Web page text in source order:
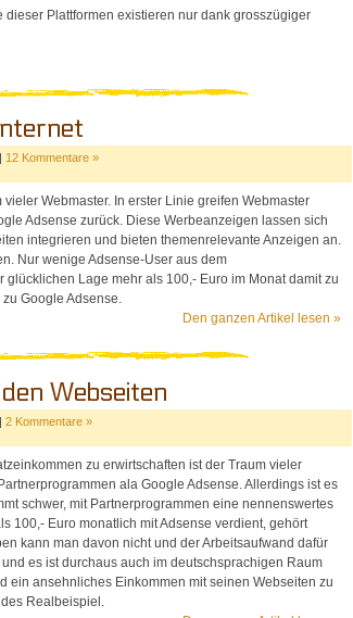
Plattformen existieren nur dank grosszügiger
| 12 Kommentare »
Webmaster. In erster Linie greifen Webmaster
Adsense zurück. Diese Werbeanzeigen lassen sich
integrieren und bieten themenrelevante Anzeigen an.
Nur wenige Adsense-User aus dem
Lage mehr als 100,- Euro im Monat damit zu
Google Adsense.
Den ganzen Artikel lesen »
Webseiten
| 2 Kommentare »
zu erwirtschaften ist der Traum vieler
ala Google Adsense. Allerdings ist es
schwer, mit Partnerprogrammen eine nennenswertes
100,- Euro monatlich mit Adsense verdient, gehört
kann man davon nicht und der Arbeitsaufwand dafür
es ist durchaus auch im deutschsprachigen Raum
ein ansehnliches Einkommen mit seinen Webseiten zu
Realbeispiel.